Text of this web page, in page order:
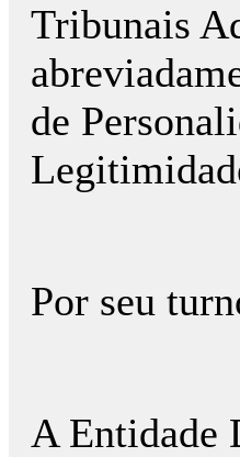
Tribunais
de
Por seu
A Entidade